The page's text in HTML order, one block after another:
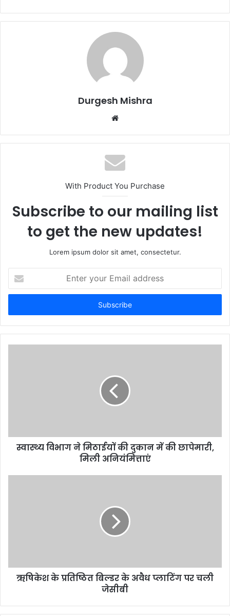
Durgesh Mishra
Website
With Product You Purchase
Subscribe to our mailing list
to get the new updates!
Lorem ipsum dolor sit amet, consectetur.
your
Email
स्वास्थ्य विभाग ने मिठाईयों की दुकान में की छापेमारी,
मिली अनियंमित्ताएं
ऋषिकेश के प्रतिष्ठित बिल्डर के अवैध प्लाटिंग पर चली
जेसीबी